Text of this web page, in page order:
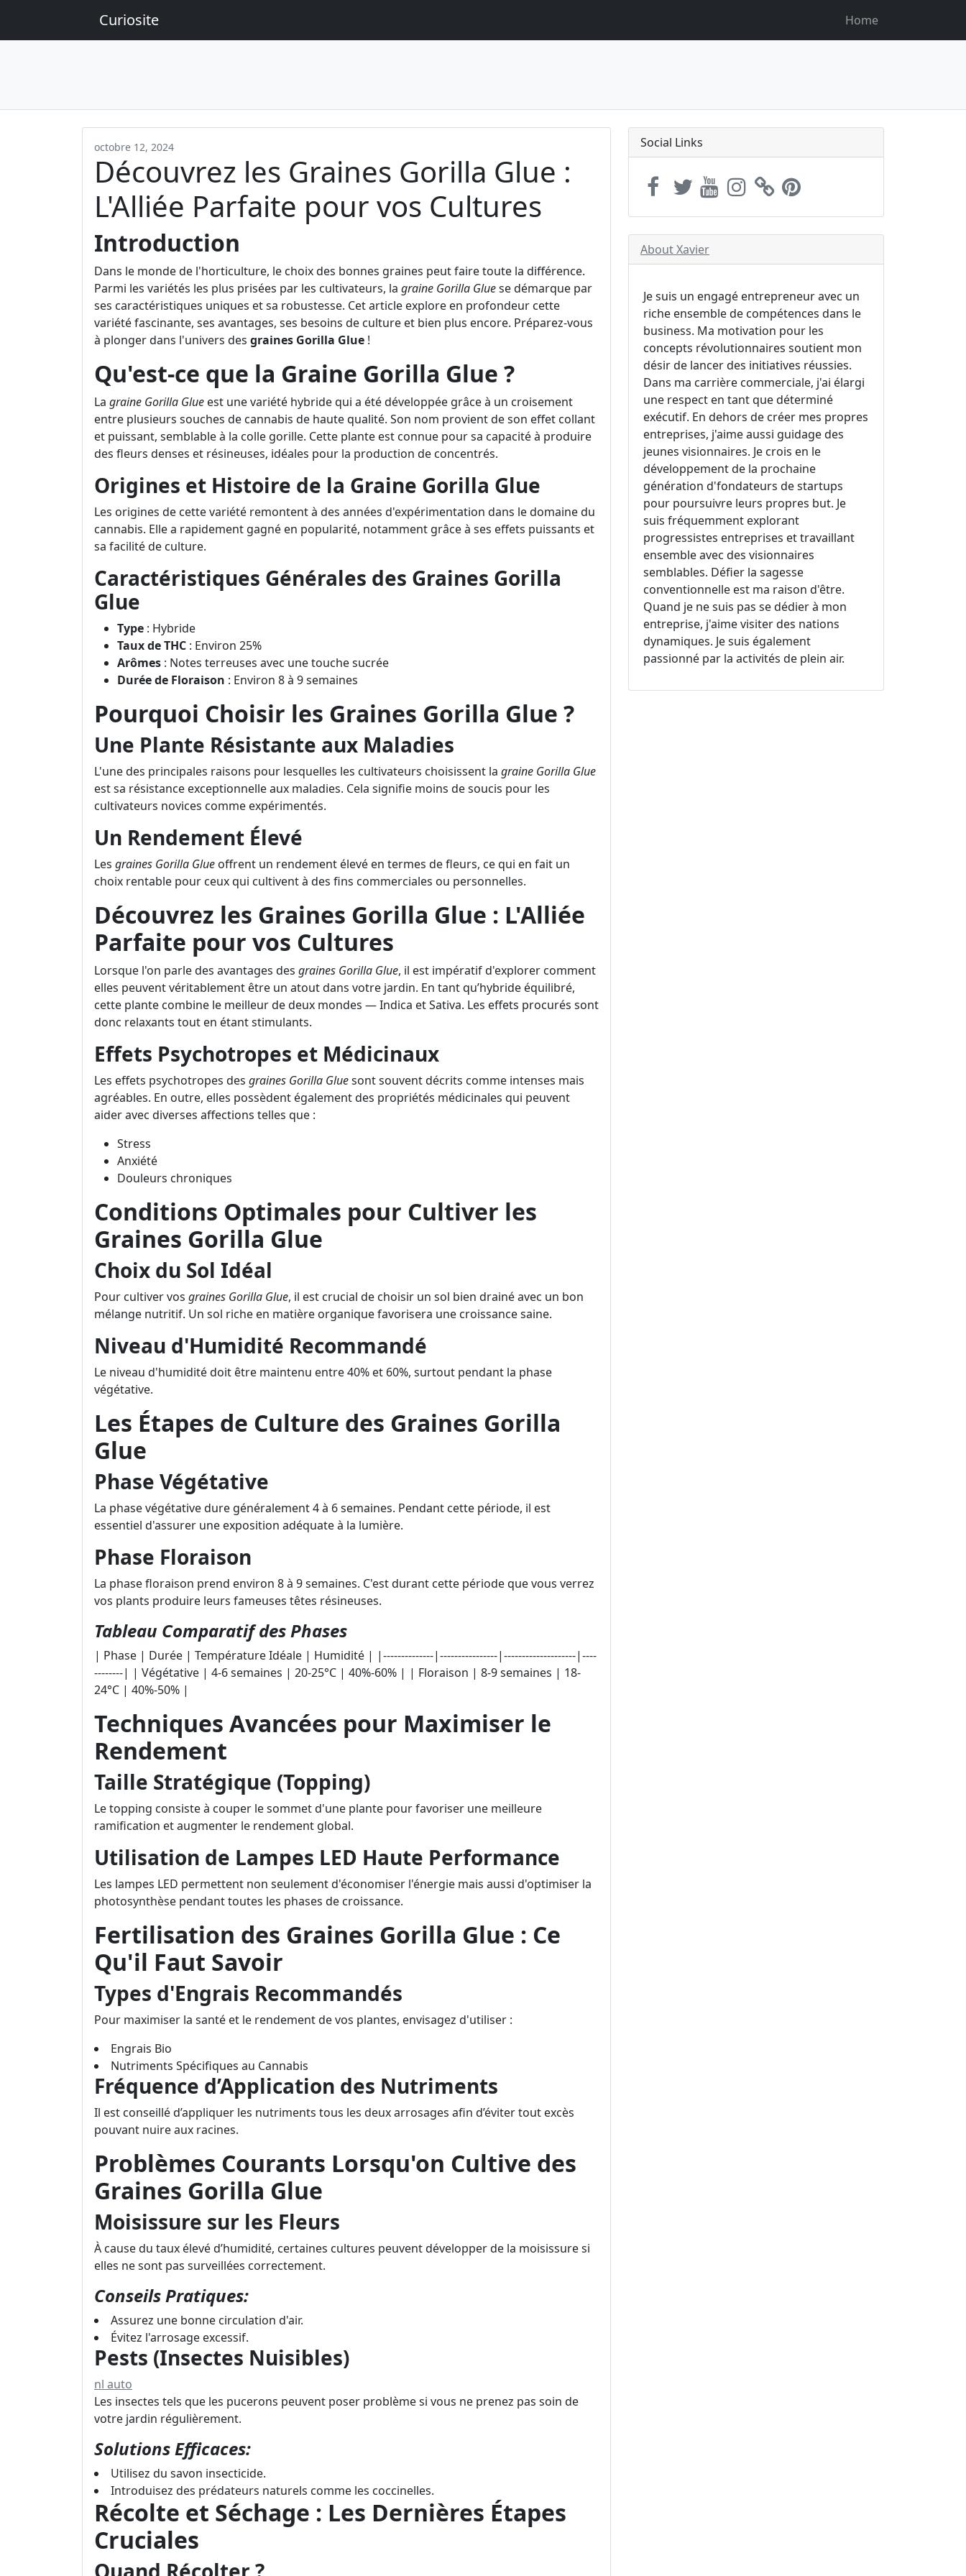
Curiosite Home
octobre 12, 2024
Découvrez les Graines Gorilla Glue :
L'Alliée Parfaite pour vos Cultures
Introduction
Dans le monde de l'horticulture, le choix des bonnes graines peut faire toute la différence.
Parmi les variétés les plus prisées par les cultivateurs, la graine Gorilla Gluese démarque par
ses caractéristiques uniques et sa robustesse. Cet article explore en profondeur cette
variété fascinante, ses avantages, ses besoins de culture et bien plus encore. Préparez-vous
à plonger dans l'univers des graines Gorilla Glue !
Qu'est-ce que la Graine Gorilla Glue ?
La graine Gorilla Glue est une variété hybride qui a été développée grâce à un croisement
entre plusieurs souches de cannabis de haute qualité. Son nom provient de son effet collant
et puissant, semblable à la colle gorille. Cette plante est connue pour sa capacité à produire
des fleurs denses et résineuses, idéales pour la production de concentrés.
Origines et Histoire de la Graine Gorilla Glue
Les origines de cette variété remontent à des années d'expérimentation dans le domaine du
cannabis. Elle a rapidement gagné en popularité, notamment grâce à ses effets puissants et
sa facilité de culture.
Caractéristiques Générales des Graines Gorilla
Glue
Type : Hybride
Taux de THC : Environ 25%
Arômes : Notes terreuses avec une touche sucrée
Durée de Floraison : Environ 8 à 9 semaines
Pourquoi Choisir les Graines Gorilla Glue ?
Une Plante Résistante aux Maladies
L'une des principales raisons pour lesquelles les cultivateurs choisissent la graine Gorilla Glue
est sa résistance exceptionnelle aux maladies. Cela signifie moins de soucis pour les
cultivateurs novices comme expérimentés.
Un Rendement Élevé
Les graines Gorilla Glue offrent un rendement élevé en termes de fleurs, ce qui en fait un
choix rentable pour ceux qui cultivent à des fins commerciales ou personnelles.
Découvrez les Graines Gorilla Glue : L'Alliée
Parfaite pour vos Cultures
Lorsque l'on parle des avantages des graines Gorilla Glue, il est impératif d'explorer comment
elles peuvent véritablement être un atout dans votre jardin. En tant qu’hybride équilibré,
cette plante combine le meilleur de deux mondes — Indica et Sativa. Les effets procurés sont
donc relaxants tout en étant stimulants.
Effets Psychotropes et Médicinaux
Les effets psychotropes des graines Gorilla Gluesont souvent décrits comme intenses mais
agréables. En outre, elles possèdent également des propriétés médicinales qui peuvent
aider avec diverses affections telles que :
Stress
Anxiété
Douleurs chroniques
Conditions Optimales pour Cultiver les
Graines Gorilla Glue
Choix du Sol Idéal
Pour cultiver vos graines Gorilla Glue, il est crucial de choisir un sol bien drainé avec un bon
mélange nutritif. Un sol riche en matière organique favorisera une croissance saine.
Niveau d'Humidité Recommandé
Le niveau d'humidité doit être maintenu entre 40% et 60%, surtout pendant la phase
végétative.
Les Étapes de Culture des Graines Gorilla
Glue
Phase Végétative
La phase végétative dure généralement 4 à 6 semaines. Pendant cette période, il est
essentiel d'assurer une exposition adéquate à la lumière.
Phase Floraison
La phase floraison prend environ 8 à 9 semaines. C'est durant cette période que vous verrez
vos plants produire leurs fameuses têtes résineuses.
Tableau Comparatif des Phases
| Phase | Durée | Température Idéale | Humidité | |--------------|----------------|--------------------|----
--------| | Végétative | 4-6 semaines | 20-25°C | 40%-60% | | Floraison | 8-9 semaines | 18-
24°C | 40%-50% |
Techniques Avancées pour Maximiser le
Rendement
Taille Stratégique (Topping)
Le topping consiste à couper le sommet d'une plante pour favoriser une meilleure
ramification et augmenter le rendement global.
Utilisation de Lampes LED Haute Performance
Les lampes LED permettent non seulement d'économiser l'énergie mais aussi d'optimiser la
photosynthèse pendant toutes les phases de croissance.
Fertilisation des Graines Gorilla Glue : Ce
Qu'il Faut Savoir
Types d'Engrais Recommandés
Pour maximiser la santé et le rendement de vos plantes, envisagez d'utiliser :
Engrais Bio
Nutriments Spécifiques au Cannabis
Fréquence d’Application des Nutriments
Il est conseillé d’appliquer les nutriments tous les deux arrosages afin d’éviter tout excès
pouvant nuire aux racines.
Problèmes Courants Lorsqu'on Cultive des
Graines Gorilla Glue
Moisissure sur les Fleurs
À cause du taux élevé d’humidité, certaines cultures peuvent développer de la moisissure si
elles ne sont pas surveillées correctement.
Conseils Pratiques:
Assurez une bonne circulation d'air.
Évitez l'arrosage excessif.
Pests (Insectes Nuisibles)
nl auto
Les insectes tels que les pucerons peuvent poser problème si vous ne prenez pas soin de
votre jardin régulièrement.
Solutions Efficaces:
Utilisez du savon insecticide.
Introduisez des prédateurs naturels comme les coccinelles.
Récolte et Séchage : Les Dernières Étapes
Cruciales
Social Links
About Xavier
Je suis un engagé entrepreneur avec un
riche ensemble de compétences dans le
business. Ma motivation pour les
concepts révolutionnaires soutient mon
désir de lancer des initiatives réussies.
Dans ma carrière commerciale, j'ai élargi
une respect en tant que déterminé
exécutif. En dehors de créer mes propres
entreprises, j'aime aussi guidage des
jeunes visionnaires. Je crois en le
développement de la prochaine
génération d'fondateurs de startups
pour poursuivre leurs propres but. Je
suis fréquemment explorant
progressistes entreprises et travaillant
ensemble avec des visionnaires
semblables. Défier la sagesse
conventionnelle est ma raison d'être.
Quand je ne suis pas se dédier à mon
entreprise, j'aime visiter des nations
dynamiques. Je suis également
passionné par la activités de plein air.